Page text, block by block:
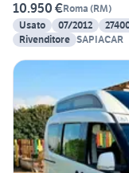
10.950 €Roma (RM)
Usato
07/2012
Rivenditore SAPIACAR